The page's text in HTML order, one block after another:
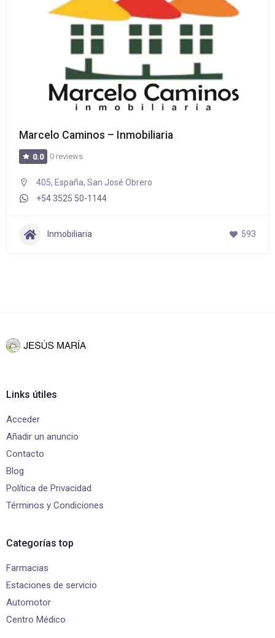
Marcelo Caminos – Inmobiliaria
0.0 0 reviews
405, España, San José Obrero
+54 3525 50-1144
Inmobiliaria 593
Links útiles
Acceder
Añadir un anuncio
Contacto
Blog
Política de Privacidad
Términos y Condiciones
Categorías top
Farmacias
Estaciones de servicio
Automotor
Centro Médico